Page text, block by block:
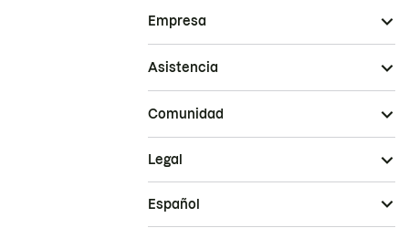
Empresa
Asistencia
Comunidad
Legal
Español